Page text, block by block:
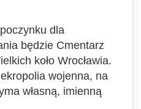
dla
będzie Cmentarz
koło Wrocławia.
wojenna, na
własną, imienną